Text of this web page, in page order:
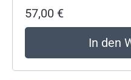
57,00 €
In den